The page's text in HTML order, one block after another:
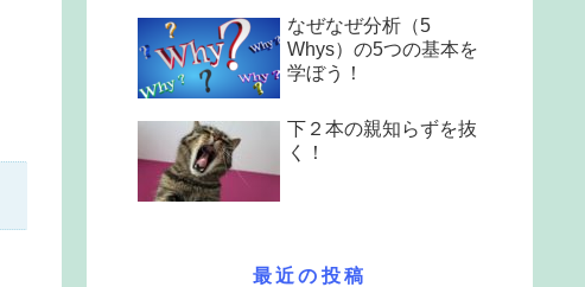
なぜなぜ分析（5
Whys）の5つの基本を
学ぼう！
下２本の親知らずを抜
く！
最近の投稿